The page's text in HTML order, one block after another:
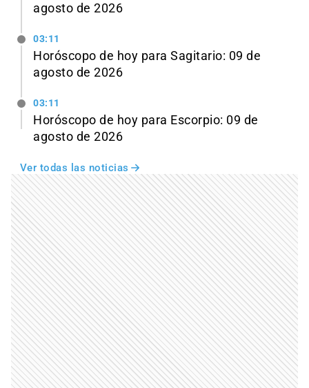
agosto de 2026
03:11
Horóscopo de hoy para Sagitario: 09 de
agosto de 2026
03:11
Horóscopo de hoy para Escorpio: 09 de
agosto de 2026
Ver todas las noticias